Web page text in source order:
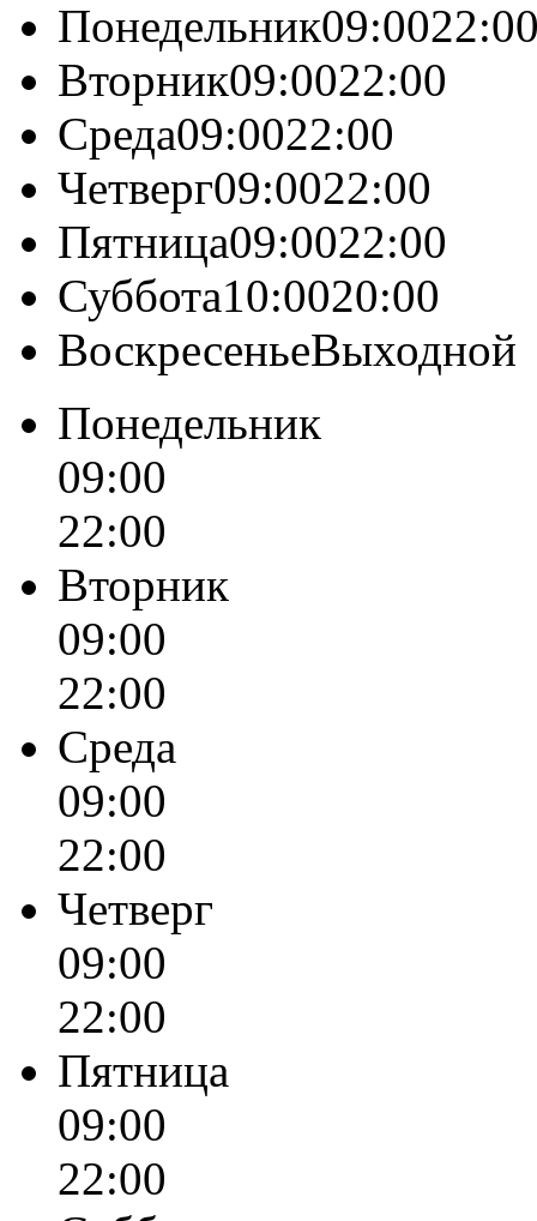
Вторник09:0022:00
Среда09:0022:00
Четверг09:0022:00
Пятница09:0022:00
Суббота10:0020:00
ВоскресеньеВыходной
Понедельник
09:00
22:00
Вторник
09:00
22:00
Среда
09:00
22:00
Четверг
09:00
22:00
Пятница
09:00
22:00